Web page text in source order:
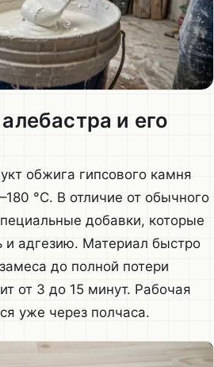
и его
обжига гипсового камня
°C. В отличие от обычного
добавки, которые
адгезию. Материал быстро
до полной потери
от 3 до 15 минут. Рабочая
уже через полчаса.